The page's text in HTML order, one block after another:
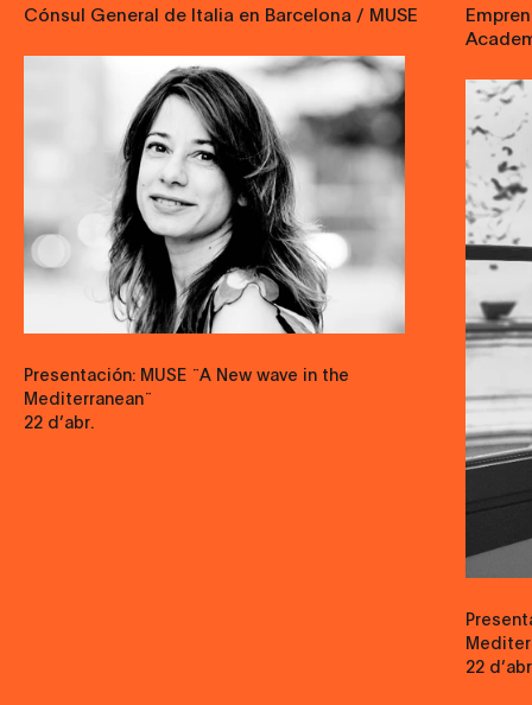
Cónsul General de Italia en Barcelona / MUSE
Presentación: MUSE ¨A New wave in the
Mediterranean¨
22 d’abr.
22